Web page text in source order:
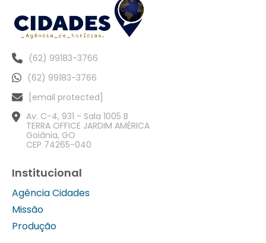
(62) 99183-3766
(62) 99183-3766
[email protected]
Av. C-4, 931 - Sala 1005 B
TERRA OFFICE JARDIM AMÉRICA
Goiânia, GO
CEP 74265-040
Institucional
Agência Cidades
Missão
Produção